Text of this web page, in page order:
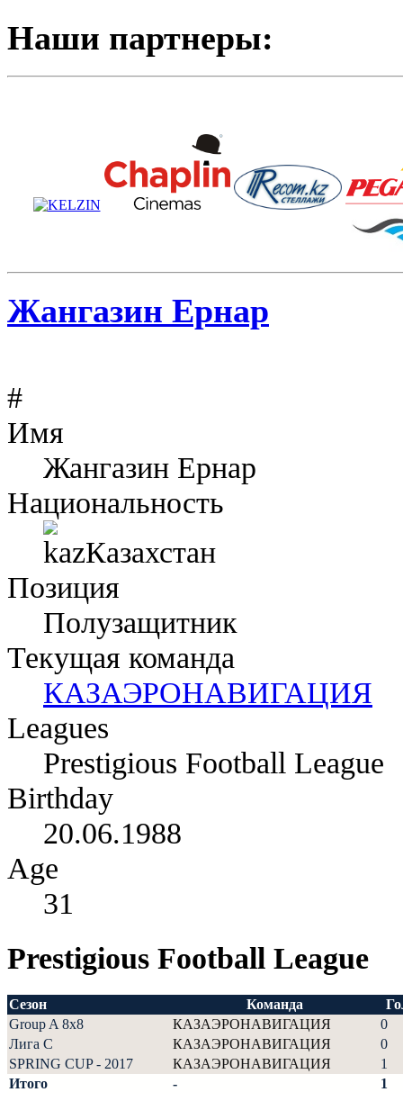
Наши партнеры:
Жангазин Ернар
#
Имя
Жангазин Ернар
Национальность
Казахстан
Позиция
Полузащитник
Текущая команда
КАЗАЭРОНАВИГАЦИЯ
Leagues
Prestigious Football League
Birthday
20.06.1988
Age
31
Prestigious Football League
Сезон Команда
Group A 8x8
КАЗАЭРОНАВИГАЦИЯ
0
Лига С
КАЗАЭРОНАВИГАЦИЯ
0
SPRING CUP - 2017
КАЗАЭРОНАВИГАЦИЯ
1
Итого
- 1